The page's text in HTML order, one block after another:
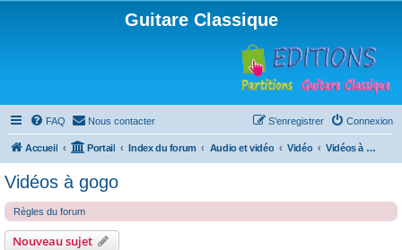
Guitare Classique
FAQ Nous contacter Connexion
S’enregistrer
Accueil Portail Index du forum Audio et vidéo Vidéo Vidéos à gogo
Vidéos à gogo
Règles du forum
Nouveau sujet